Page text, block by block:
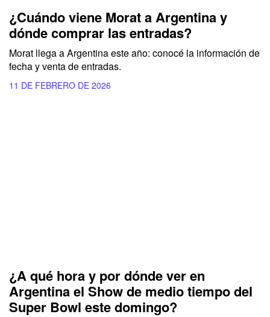
¿Cuándo viene Morat a Argentina y
dónde comprar las entradas?
Morat llega a Argentina este año: conocé la información de
fecha y venta de entradas.
11 DE FEBRERO DE 2026
¿A qué hora y por dónde ver en
Argentina el Show de medio tiempo del
Super Bowl este domingo?